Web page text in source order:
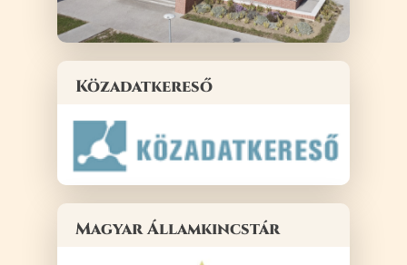
Közadatkereső
Magyar Államkincstár